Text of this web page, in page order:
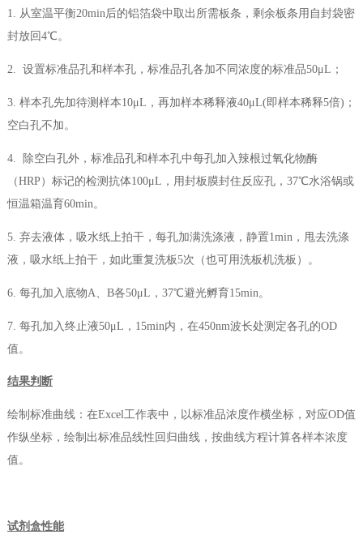
1. 从室温平衡20min后的铝箔袋中取出所需板条，剩余板条用自封袋密
封放回4℃。
2. 设置标准品孔和样本孔，标准品孔各加不同浓度的标准品50μL；
3. 样本孔先加待测样本10μL，再加样本稀释液40μL(即样本稀释5倍)；
空白孔不加。
4. 除空白孔外，标准品孔和样本孔中每孔加入辣根过氧化物酶
（HRP）标记的检测抗体100μL，用封板膜封住反应孔，37℃水浴锅或
恒温箱温育60min。
5. 弃去液体，吸水纸上拍干，每孔加满洗涤液，静置1min，甩去洗涤
液，吸水纸上拍干，如此重复洗板5次（也可用洗板机洗板）。
6. 每孔加入底物A、B各50μL，37℃避光孵育15min。
7. 每孔加入终止液50μL，15min内，在450nm波长处测定各孔的OD
值。
结果判断
绘制标准曲线：在Excel工作表中，以标准品浓度作横坐标，对应OD值
作纵坐标，绘制出标准品线性回归曲线，按曲线方程计算各样本浓度
值。
试剂盒性能